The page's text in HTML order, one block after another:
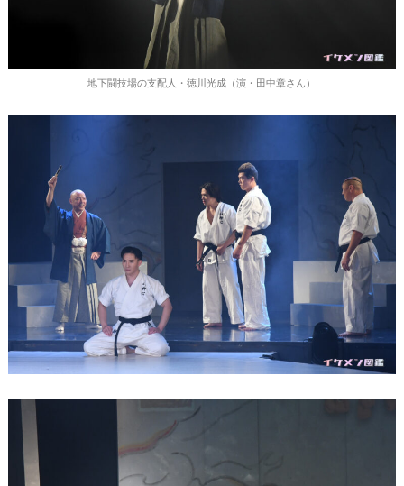
地下闘技場の支配人・徳川光成（演・田中章さん）